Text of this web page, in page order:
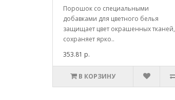
Порошок со специальными
добавками для цветного белья
защищает цвет окрашенных тканей,
сохраняет ярко..
353.81 р.
В КОРЗИНУ